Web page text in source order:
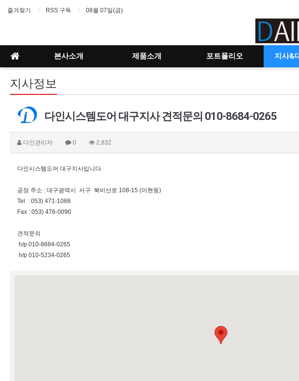
즐겨찾기 RSS 구독 08월 07일(금)
본사소개 제품소개 포트폴리오 지사&
지사정보
다인시스템도어 대구지사 견적문의 010-8684-0265
다인관리자 0 2,832
다인시스템도어 대구지사입니다
공장 주소 : 대구광역시 서구 북비산로 108-15 (이현동)
Tel : 053) 471-1088
Fax : 053) 476-0090
견적문의
h/p 010-8684-0265
h/p 010-5234-0265